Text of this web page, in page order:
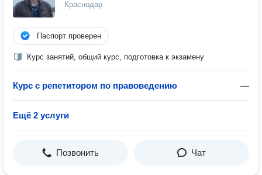
Краснодар
Паспорт проверен
Курс занятий, общий курс, подготовка к экзамену
Курс с репетитором по правоведению —
Ещё 2 услуги
Позвонить Чат